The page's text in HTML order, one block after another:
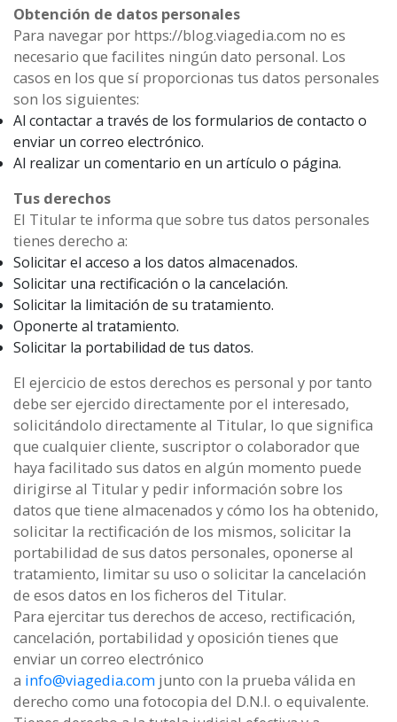
Obtención de datos personales
Para navegar por https://blog.viagedia.com no es
necesario que facilites ningún dato personal. Los
casos en los que sí proporcionas tus datos personales
son los siguientes:
Al contactar a través de los formularios de contacto o
enviar un correo electrónico.
Al realizar un comentario en un artículo o página.
Tus derechos
El Titular te informa que sobre tus datos personales
tienes derecho a:
Solicitar el acceso a los datos almacenados.
Solicitar una rectificación o la cancelación.
Solicitar la limitación de su tratamiento.
Oponerte al tratamiento.
Solicitar la portabilidad de tus datos.
El ejercicio de estos derechos es personal y por tanto
debe ser ejercido directamente por el interesado,
solicitándolo directamente al Titular, lo que significa
que cualquier cliente, suscriptor o colaborador que
haya facilitado sus datos en algún momento puede
dirigirse al Titular y pedir información sobre los
datos que tiene almacenados y cómo los ha obtenido,
solicitar la rectificación de los mismos, solicitar la
portabilidad de sus datos personales, oponerse al
tratamiento, limitar su uso o solicitar la cancelación
de esos datos en los ficheros del Titular.
Para ejercitar tus derechos de acceso, rectificación,
cancelación, portabilidad y oposición tienes que
enviar un correo electrónico
a info@viagedia.com junto con la prueba válida en
derecho como una fotocopia del D.N.I. o equivalente.